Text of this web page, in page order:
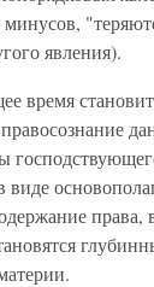
явления).
время
виде
права,